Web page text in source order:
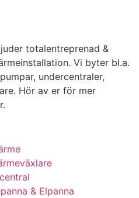
totalentreprenad &
Vi byter bl.a.
undercentraler,
Hör av er för mer
& Elpanna